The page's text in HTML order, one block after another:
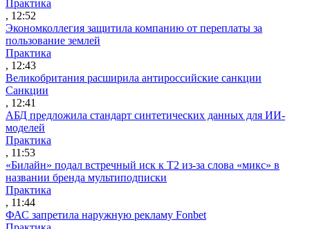
Практика
, 12:52
Экономколлегия защитила компанию от переплаты за
пользование землей
Практика
, 12:43
Великобритания расширила антироссийские санкции
Санкции
, 12:41
АБД предложила стандарт синтетических данных для ИИ-
моделей
Практика
, 11:53
«Билайн» подал встречный иск к Т2 из-за слова «микс» в
названии бренда мультиподписки
Практика
, 11:44
ФАС запретила наружную рекламу Fonbet